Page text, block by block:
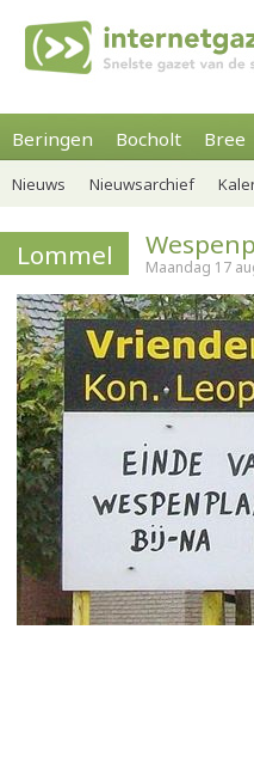
Beringen Bocholt Bree
Nieuws Nieuwsarchief
Lommel Maandag 17